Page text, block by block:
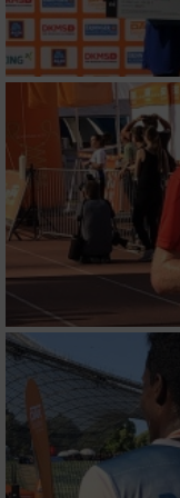
Verwendung
von Werbeanzeigen
Erstellung von
Werbung
Verwendung von
personalisierter
Erstellung von
von Inhalten
Verwendung von
personalisierter
Messung der
Messung der
Analyse von